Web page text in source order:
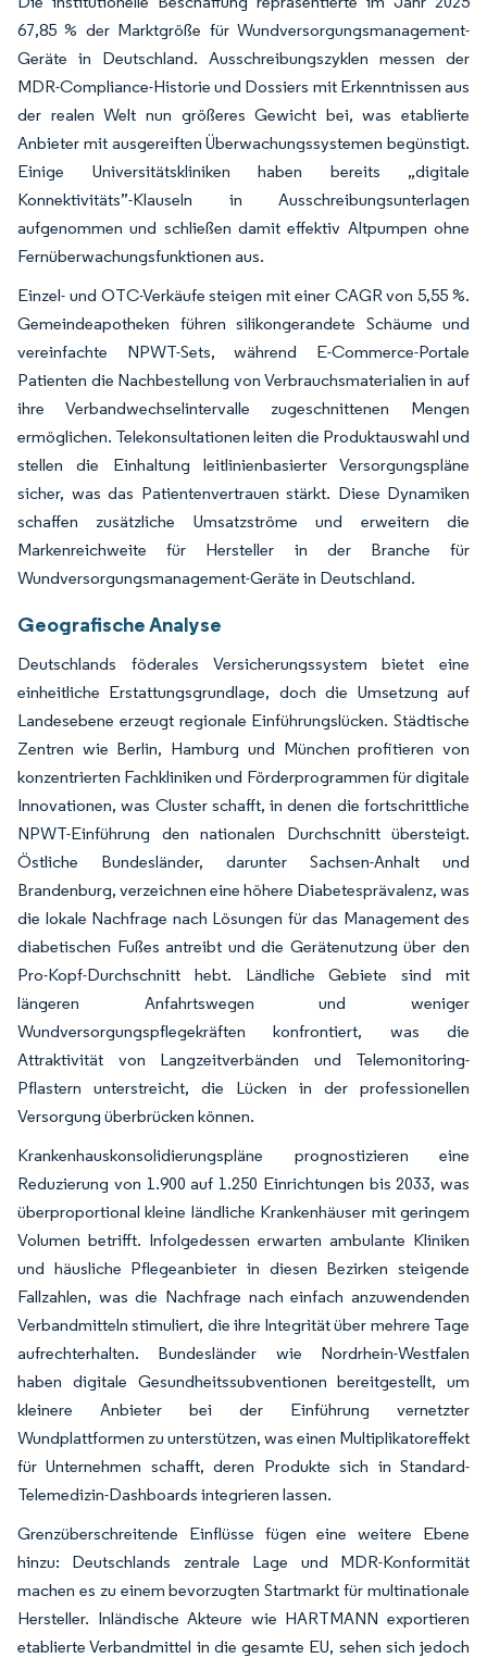
67,85 % der Marktgröße für Wundversorgungsmanagement-
Geräte in Deutschland. Ausschreibungszyklen messen der
MDR-Compliance-Historie und Dossiers mit Erkenntnissen aus
der realen Welt nun größeres Gewicht bei, was etablierte
Anbieter mit ausgereiften Überwachungssystemen begünstigt.
Einige Universitätskliniken haben bereits „digitale
Konnektivitäts”-Klauseln in Ausschreibungsunterlagen
aufgenommen und schließen damit effektiv Altpumpen ohne
Fernüberwachungsfunktionen aus.
Einzel- und OTC-Verkäufe steigen mit einer CAGR von 5,55 %.
Gemeindeapotheken führen silikongerandete Schäume und
vereinfachte NPWT-Sets, während E-Commerce-Portale
Patienten die Nachbestellung von Verbrauchsmaterialien in auf
ihre Verbandwechselintervalle zugeschnittenen Mengen
ermöglichen. Telekonsultationen leiten die Produktauswahl und
stellen die Einhaltung leitlinienbasierter Versorgungspläne
sicher, was das Patientenvertrauen stärkt. Diese Dynamiken
schaffen zusätzliche Umsatzströme und erweitern die
Markenreichweite für Hersteller in der Branche für
Wundversorgungsmanagement-Geräte in Deutschland.
Geografische Analyse
Deutschlands föderales Versicherungssystem bietet eine
einheitliche Erstattungsgrundlage, doch die Umsetzung auf
Landesebene erzeugt regionale Einführungslücken. Städtische
Zentren wie Berlin, Hamburg und München profitieren von
konzentrierten Fachkliniken und Förderprogrammen für digitale
Innovationen, was Cluster schafft, in denen die fortschrittliche
NPWT-Einführung den nationalen Durchschnitt übersteigt.
Östliche Bundesländer, darunter Sachsen-Anhalt und
Brandenburg, verzeichnen eine höhere Diabetesprävalenz, was
die lokale Nachfrage nach Lösungen für das Management des
diabetischen Fußes antreibt und die Gerätenutzung über den
Pro-Kopf-Durchschnitt hebt. Ländliche Gebiete sind mit
längeren Anfahrtswegen und weniger
Wundversorgungspflegekräften konfrontiert, was die
Attraktivität von Langzeitverbänden und Telemonitoring-
Pflastern unterstreicht, die Lücken in der professionellen
Versorgung überbrücken können.
Krankenhauskonsolidierungspläne prognostizieren eine
Reduzierung von 1.900 auf 1.250 Einrichtungen bis 2033, was
überproportional kleine ländliche Krankenhäuser mit geringem
Volumen betrifft. Infolgedessen erwarten ambulante Kliniken
und häusliche Pflegeanbieter in diesen Bezirken steigende
Fallzahlen, was die Nachfrage nach einfach anzuwendenden
Verbandmitteln stimuliert, die ihre Integrität über mehrere Tage
aufrechterhalten. Bundesländer wie Nordrhein-Westfalen
haben digitale Gesundheitssubventionen bereitgestellt, um
kleinere Anbieter bei der Einführung vernetzter
Wundplattformen zu unterstützen, was einen Multiplikatoreffekt
für Unternehmen schafft, deren Produkte sich in Standard-
Telemedizin-Dashboards integrieren lassen.
Grenzüberschreitende Einflüsse fügen eine weitere Ebene
hinzu: Deutschlands zentrale Lage und MDR-Konformität
machen es zu einem bevorzugten Startmarkt für multinationale
Hersteller. Inländische Akteure wie HARTMANN exportieren
etablierte Verbandmittel in die gesamte EU, sehen sich jedoch